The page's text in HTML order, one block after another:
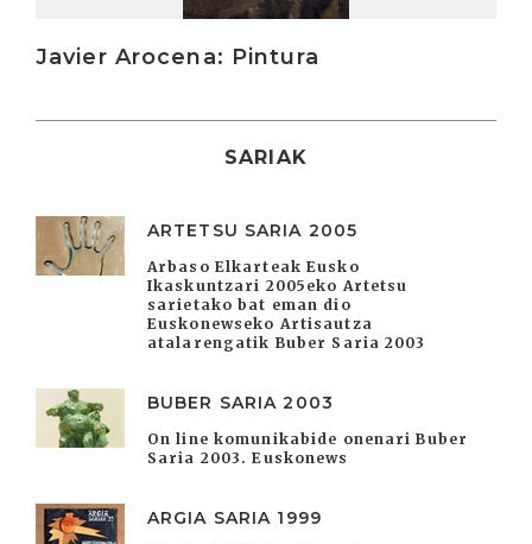
Javier Arocena: Pintura
SARIAK
ARTETSU SARIA 2005
Arbaso Elkarteak Eusko
Ikaskuntzari 2005eko Artetsu
sarietako bat eman dio
Euskonewseko Artisautza
atalarengatik Buber Saria 2003
BUBER SARIA 2003
On line komunikabide onenari Buber
Saria 2003. Euskonews
ARGIA SARIA 1999